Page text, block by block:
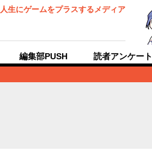
人生にゲームをプラスするメディア
編集部PUSH 読者アンケート